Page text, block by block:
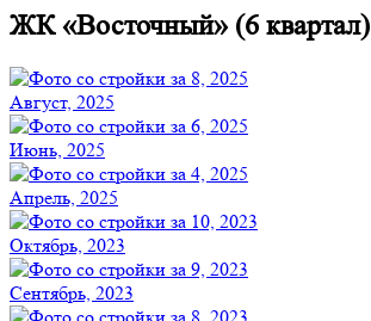
ЖК «Восточный» (6 квартал)
Август, 2025
Июнь, 2025
Апрель, 2025
Октябрь, 2023
Сентябрь, 2023